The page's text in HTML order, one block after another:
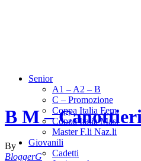
Senior
A1 – A2 – B
C – Promozione
Coppa Italia Fem.
Coppa Italia Mas.
Master F.li Naz.li
Giovanili
Cadetti
B M –
By
BloggerG